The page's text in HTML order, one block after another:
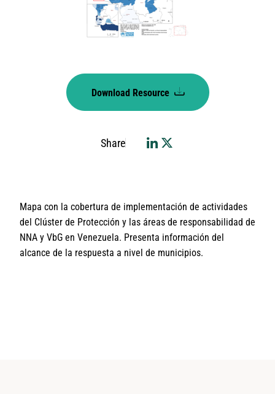
Download Resource
Share
Mapa con la cobertura de implementación de actividades
del Clúster de Protección y las áreas de responsabilidad de
NNA y VbG en Venezuela. Presenta información del
alcance de la respuesta a nivel de municipios.